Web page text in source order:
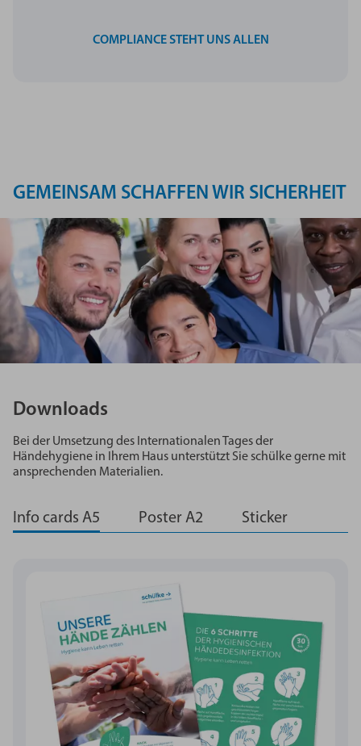
COMPLIANCE STEHT UNS ALLEN
GEMEINSAM SCHAFFEN WIR SICHERHEIT
Downloads
Bei der Umsetzung des Internationalen Tages der
Händehygiene in Ihrem Haus unterstützt Sie schülke gerne mit
ansprechenden Materialien.